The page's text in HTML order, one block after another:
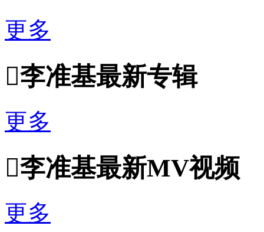
更多
李准基最新专辑
更多
李准基最新MV视频
更多